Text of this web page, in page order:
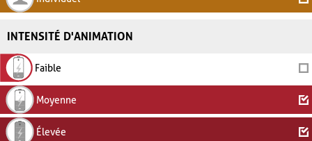
INTENSITÉ D'ANIMATION
Faible
Moyenne
Élevée